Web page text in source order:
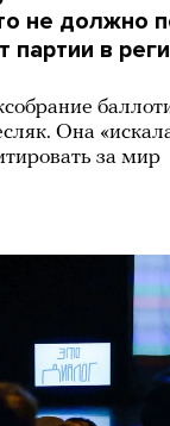
не должно
партии в
Она
за мир